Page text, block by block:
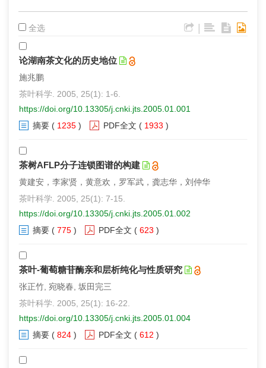
全选 |
论湖南茶文化的历史地位
施兆鹏
茶叶科学. 2005, 25(1): 1-6.
https://doi.org/10.13305/j.cnki.jts.2005.01.001
摘要 ( 1235 ) PDF全文 ( 1933 )
茶树AFLP分子连锁图谱的构建
黄建安，李家贤，黄意欢，罗军武，龚志华，刘仲华
茶叶科学. 2005, 25(1): 7-15.
https://doi.org/10.13305/j.cnki.jts.2005.01.002
摘要 ( 775 ) PDF全文 ( 623 )
茶叶-葡萄糖苷酶亲和层析纯化与性质研究
张正竹, 宛晓春, 坂田完三
茶叶科学. 2005, 25(1): 16-22.
https://doi.org/10.13305/j.cnki.jts.2005.01.004
摘要 ( 824 ) PDF全文 ( 612 )